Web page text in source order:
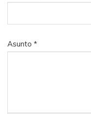
Asunto *